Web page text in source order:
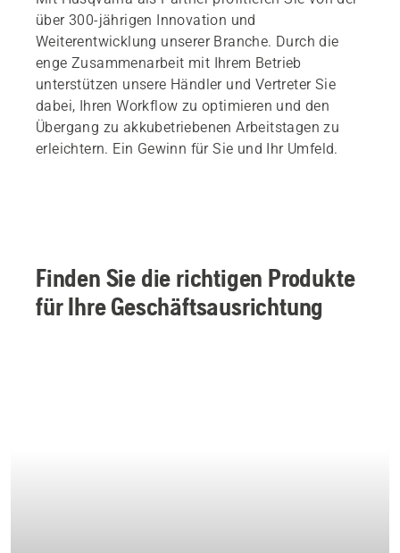
über 300-jährigen Innovation und
Weiterentwicklung unserer Branche. Durch die
enge Zusammenarbeit mit Ihrem Betrieb
unterstützen unsere Händler und Vertreter Sie
dabei, Ihren Workflow zu optimieren und den
Übergang zu akkubetriebenen Arbeitstagen zu
erleichtern. Ein Gewinn für Sie und Ihr Umfeld.
Finden Sie die richtigen Produkte
für Ihre Geschäftsausrichtung